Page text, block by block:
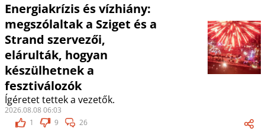
Energiakrízis és vízhiány:
megszólaltak a Sziget és a
Strand szervezői,
elárulták, hogyan
készülhetnek a
fesztiválozók
Ígéretet tettek a vezetők.
2026.08.08 06:03
1
9 26